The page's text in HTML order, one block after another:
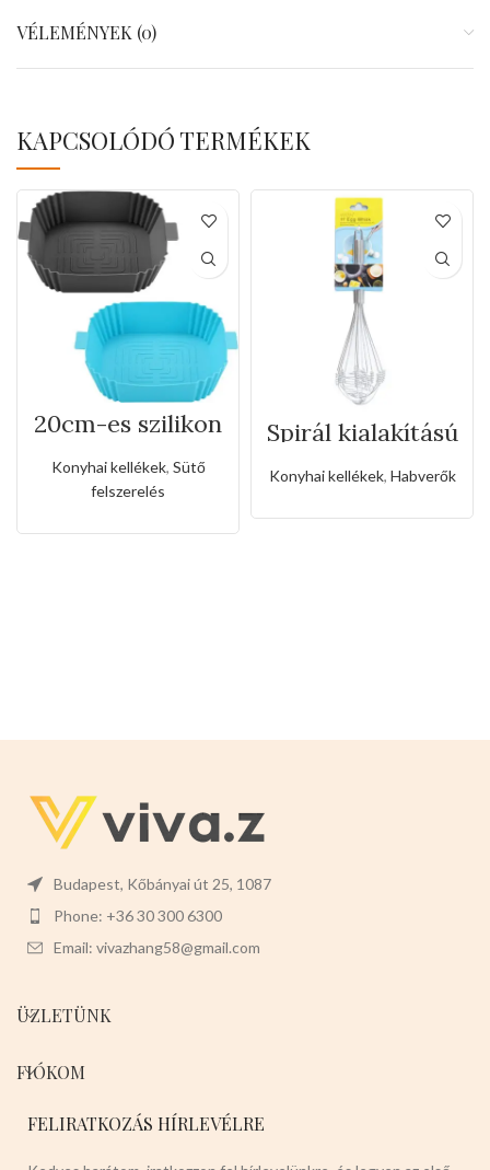
VÉLEMÉNYEK (0)
KAPCSOLÓDÓ TERMÉKEK
20cm-es szilikon
Konyhai kellékek, Sütő
felszerelés
Spirál kialakítású
Konyhai kellékek, Habverők
Budapest, Kőbányai út 25, 1087
Phone: +36 30 300 6300
Email: vivazhang58@gmail.com
ÜZLETÜNK
FIÓKOM
FELIRATKOZÁS HÍRLEVÉLRE